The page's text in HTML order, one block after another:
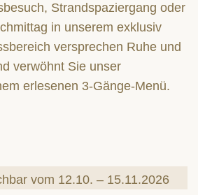
Strandspaziergang oder
in unserem exklusiv
versprechen Ruhe und
verwöhnt Sie unser
erlesenen 3-Gänge-Menü.
vom 12.10. – 15.11.2026